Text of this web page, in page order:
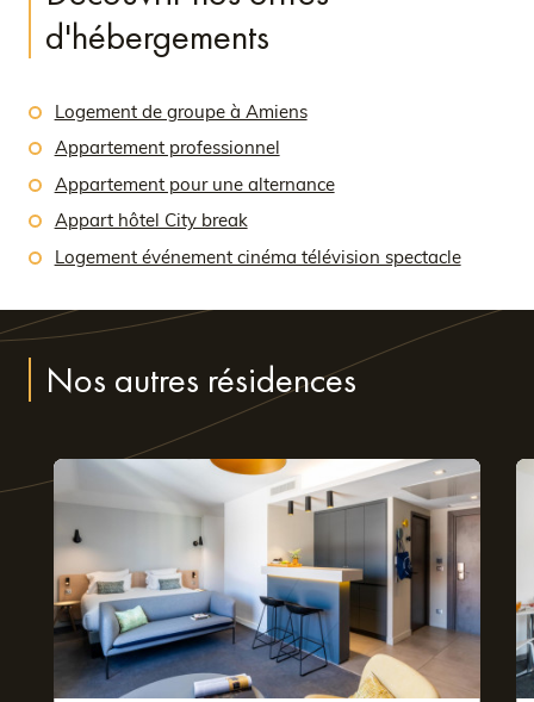
d'hébergements
Logement de groupe à Amiens
Appartement professionnel
Appartement pour une alternance
Appart hôtel City break
Logement événement cinéma télévision spectacle
Nos autres résidences